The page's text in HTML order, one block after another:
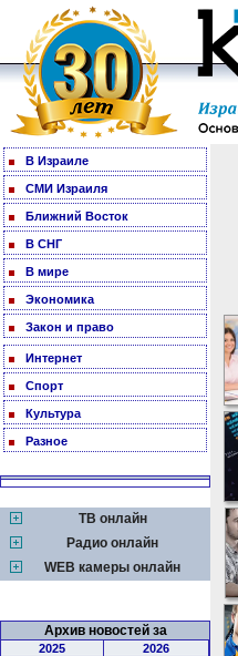
В Израиле
СМИ Израиля
Ближний Восток
В СНГ
В мире
Экономика
Закон и право
Интернет
Спорт
Культура
Разное
ТВ онлайн
Радио онлайн
WEB камеры онлайн
Архив новостей за
2025 2026